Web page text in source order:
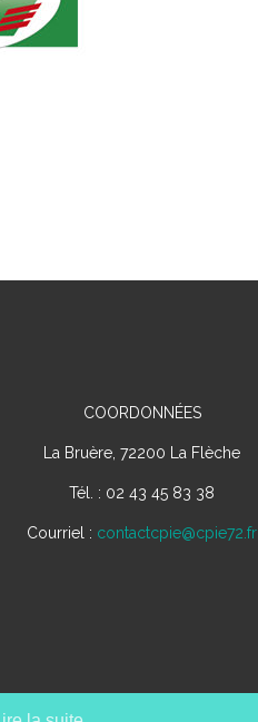
COORDONNÉES
La Bruère, 72200 La Flèche
Tél. : 02 43 45 83 38
Courriel : contactcpie@cpie72.fr